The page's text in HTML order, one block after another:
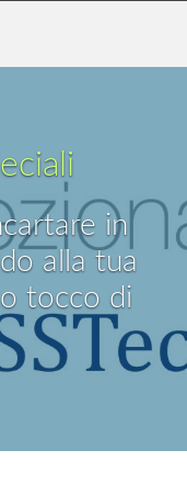
in
alla tua
tocco di